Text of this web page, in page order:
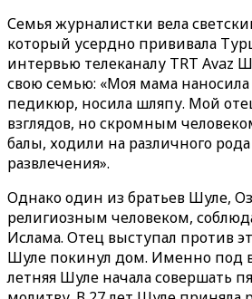
Семья журналистки вела
который усердно прививала
интервью телеканалу TRT Avaz
свою семью: «Моя мама
педикюр, носила шляпу. Мой
взглядов, но скромным
балы, ходили на различного
развлечения».
Однако один из братьев Шуле,
религиозным человеком,
Ислама. Отец выступал против
Шуле покинул дом. Именно под
летняя Шуле начала совершать